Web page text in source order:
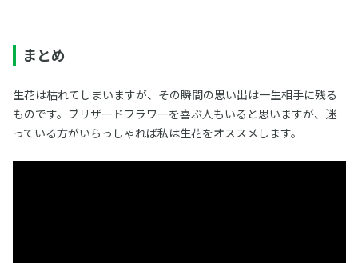
まとめ
生花は枯れてしまいますが、その瞬間の思い出は一生相手に残る
ものです。ブリザードフラワーを喜ぶ人もいると思いますが、迷
っている方がいらっしゃれば私は生花をオススメします。